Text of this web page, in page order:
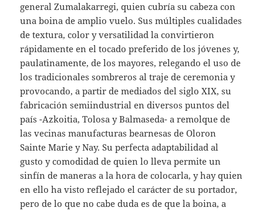
general Zumalakarregi, quien cubría su cabeza con
una boina de amplio vuelo. Sus múltiples cualidades
de textura, color y versatilidad la convirtieron
rápidamente en el tocado preferido de los jóvenes y,
paulatinamente, de los mayores, relegando el uso de
los tradicionales sombreros al traje de ceremonia y
provocando, a partir de mediados del siglo XIX, su
fabricación semiindustrial en diversos puntos del
país -Azkoitia, Tolosa y Balmaseda- a remolque de
las vecinas manufacturas bearnesas de Oloron
Sainte Marie y Nay. Su perfecta adaptabilidad al
gusto y comodidad de quien lo lleva permite un
sinfín de maneras a la hora de colocarla, y hay quien
en ello ha visto reflejado el carácter de su portador,
pero de lo que no cabe duda es de que la boina, a